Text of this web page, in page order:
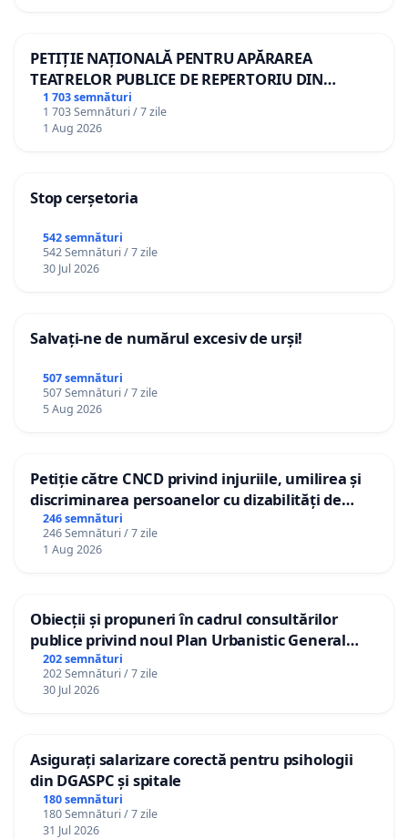
PETIȚIE NAȚIONALĂ PENTRU APĂRAREA
TEATRELOR PUBLICE DE REPERTORIU DIN
ROMÂNIA
1 703 semnături
1 703 Semnături / 7 zile
1 Aug 2026
Stop cerșetoria
542 semnături
542 Semnături / 7 zile
30 Jul 2026
Salvați-ne de numărul excesiv de urși!
507 semnături
507 Semnături / 7 zile
5 Aug 2026
Petiție către CNCD privind injuriile, umilirea și
discriminarea persoanelor cu dizabilități de
către utilizatorul TikTok „Gorici”
246 semnături
246 Semnături / 7 zile
1 Aug 2026
Obiecții și propuneri în cadrul consultărilor
publice privind noul Plan Urbanistic General
(PUG) Ialoveni
202 semnături
202 Semnături / 7 zile
30 Jul 2026
Asigurați salarizare corectă pentru psihologii
din DGASPC și spitale
180 semnături
180 Semnături / 7 zile
31 Jul 2026